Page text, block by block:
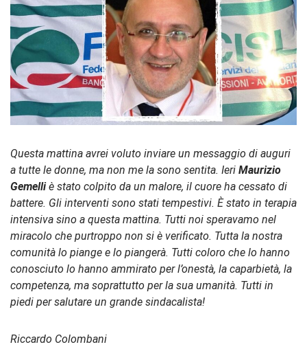
Questa mattina avrei voluto inviare un messaggio di auguri
a tutte le donne, ma non me la sono sentita. Ieri Maurizio
Gemelliè stato colpito da un malore, il cuore ha cessato di
battere. Gli interventi sono stati tempestivi. È stato in terapia
intensiva sino a questa mattina. Tutti noi speravamo nel
miracolo che purtroppo non si è verificato. Tutta la nostra
comunità lo piange e lo piangerà. Tutti coloro che lo hanno
conosciuto lo hanno ammirato per l’onestà, la caparbietà, la
competenza, ma soprattutto per la sua umanità. Tutti in
piedi per salutare un grande sindacalista!
Riccardo Colombani